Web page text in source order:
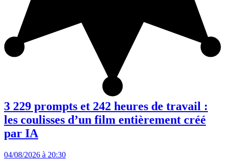
3 229 prompts et 242 heures de travail :
les coulisses d’un film entièrement créé
par IA
04/08/2026 à 20:30